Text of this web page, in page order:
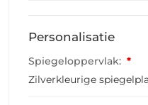
Personalisatie
Spiegeloppervlak: *
Zilverkleurige